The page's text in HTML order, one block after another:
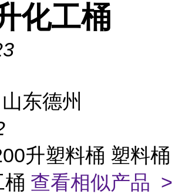
化工桶
东德州
升塑料桶 塑料桶
桶 查看相似产品 >